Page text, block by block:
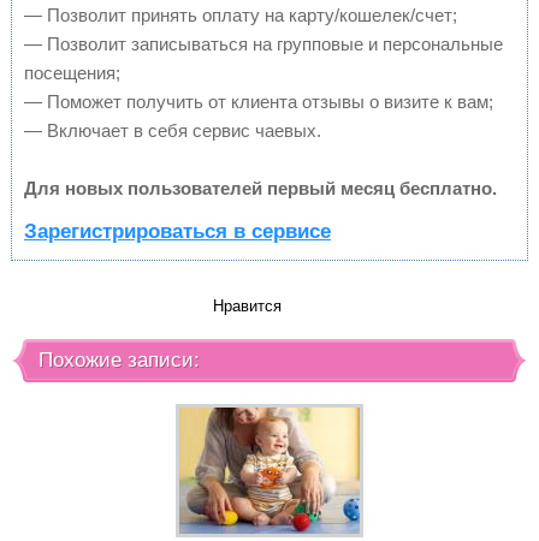
— Позволит принять оплату на карту/кошелек/счет;
— Позволит записываться на групповые и персональные
посещения;
— Поможет получить от клиента отзывы о визите к вам;
— Включает в себя сервис чаевых.
Для новых пользователей первый месяц бесплатно.
Зарегистрироваться в сервисе
Нравится
Похожие записи: